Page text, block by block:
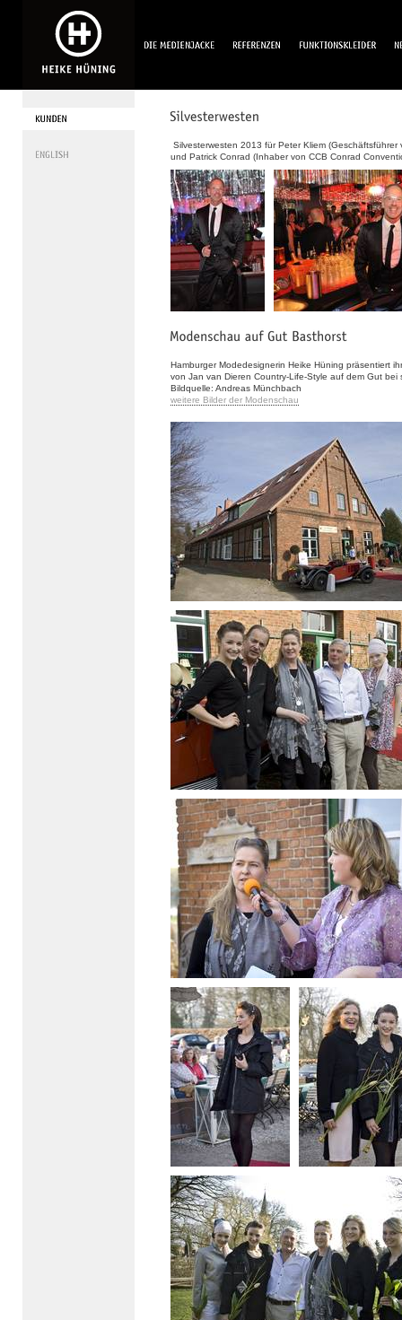
Silvesterwesten 2013 für Peter Kliem (Geschäftsführer
und Patrick Conrad (Inhaber von CCB Conrad
Hamburger Modedesignerin Heike Hüning präsentiert
von Jan van Dieren Country-Life-Style auf dem Gut bei
Bildquelle: Andreas Münchbach
weitere Bilder der Modenschau